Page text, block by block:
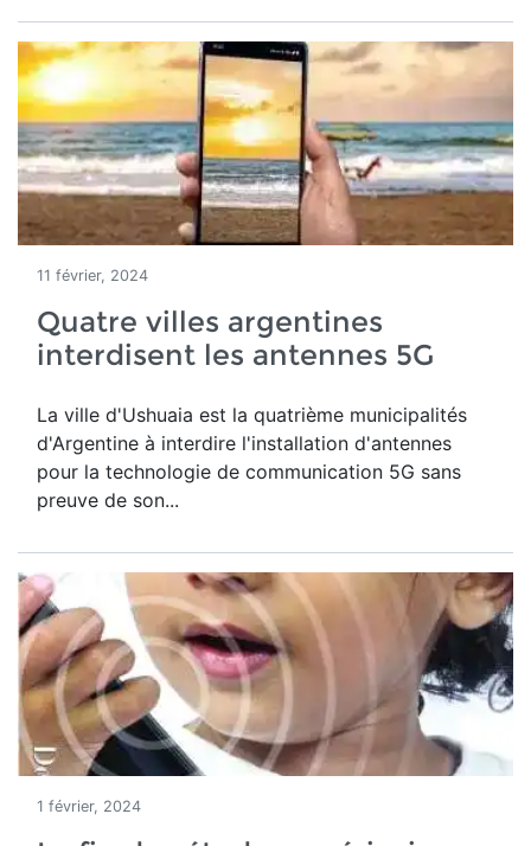
11 février, 2024
Quatre villes argentines
interdisent les antennes 5G
La ville d'Ushuaia est la quatrième municipalités
d'Argentine à interdire l'installation d'antennes
pour la technologie de communication 5G sans
preuve de son...
1 février, 2024